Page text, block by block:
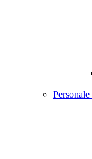
Personale